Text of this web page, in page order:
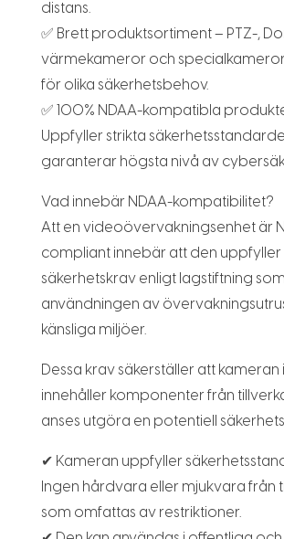
distans.
✅ Brett produktsortiment – PTZ-,
värmekameror och
för olika säkerhetsbehov.
✅ 100% NDAA-kompatibla
Uppfyller strikta
garanterar högsta nivå av
Vad innebär NDAA-kompatibilitet?
Att en videoövervakningsenhet är
compliant innebär att den uppfyller
säkerhetskrav enligt lagstiftning
användningen av
känsliga miljöer.
Dessa krav säkerställer att kameran
innehåller komponenter från
anses utgöra en potentiell
✔ Kameran uppfyller
Ingen hårdvara eller mjukvara från
som omfattas av restriktioner.